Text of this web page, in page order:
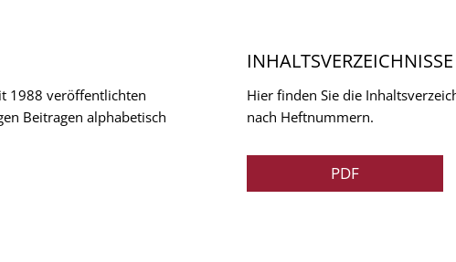
1988 veröffentlichten
Beitragen alphabetisch
INHALTSVERZEICHNISSE
Hier finden Sie die
nach Heftnummern.
PDF